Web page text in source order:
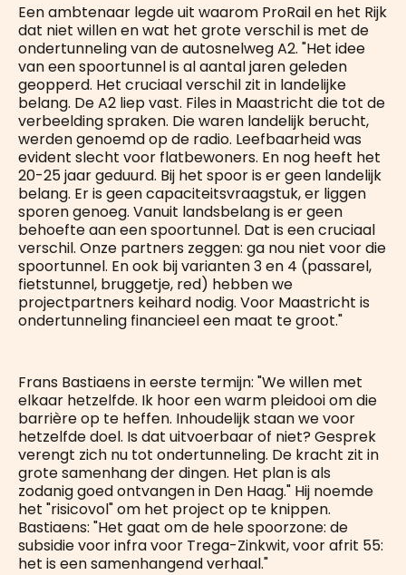
Een ambtenaar legde uit waarom ProRail en het Rijk
dat niet willen en wat het grote verschil is met de
ondertunneling van de autosnelweg A2. "Het idee
van een spoortunnel is al aantal jaren geleden
geopperd. Het cruciaal verschil zit in landelijke
belang. De A2 liep vast. Files in Maastricht die tot de
verbeelding spraken. Die waren landelijk berucht,
werden genoemd op de radio. Leefbaarheid was
evident slecht voor flatbewoners. En nog heeft het
20-25 jaar geduurd. Bij het spoor is er geen landelijk
belang. Er is geen capaciteitsvraagstuk, er liggen
sporen genoeg. Vanuit landsbelang is er geen
behoefte aan een spoortunnel. Dat is een cruciaal
verschil. Onze partners zeggen: ga nou niet voor die
spoortunnel. En ook bij varianten 3 en 4 (passarel,
fietstunnel, bruggetje, red) hebben we
projectpartners keihard nodig. Voor Maastricht is
ondertunneling financieel een maat te groot."
Frans Bastiaens in eerste termijn: "We willen met
elkaar hetzelfde. Ik hoor een warm pleidooi om die
barrière op te heffen. Inhoudelijk staan we voor
hetzelfde doel. Is dat uitvoerbaar of niet? Gesprek
verengt zich nu tot ondertunneling. De kracht zit in
grote samenhang der dingen. Het plan is als
zodanig goed ontvangen in Den Haag." Hij noemde
het "risicovol" om het project op te knippen.
Bastiaens: "Het gaat om de hele spoorzone: de
subsidie voor infra voor Trega-Zinkwit, voor afrit 55:
het is een samenhangend verhaal."